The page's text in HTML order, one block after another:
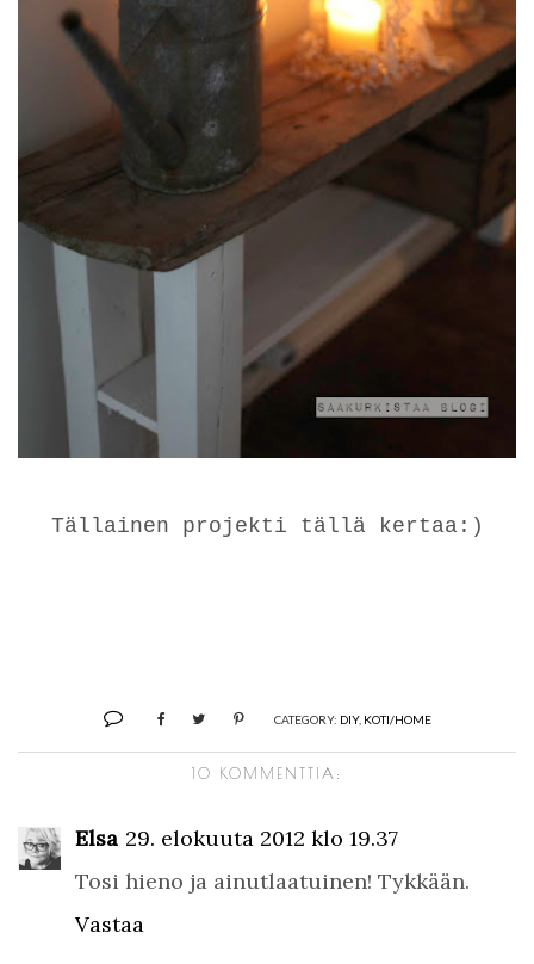
Tällainen projekti tällä kertaa:)
CATEGORY: DIY, KOTI/HOME
10 KOMMENTTIA:
Elsa 29. elokuuta 2012 klo 19.37
Tosi hieno ja ainutlaatuinen! Tykkään.
Vastaa